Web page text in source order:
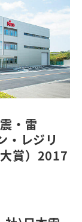
・雷
・レジリ
賞）2017